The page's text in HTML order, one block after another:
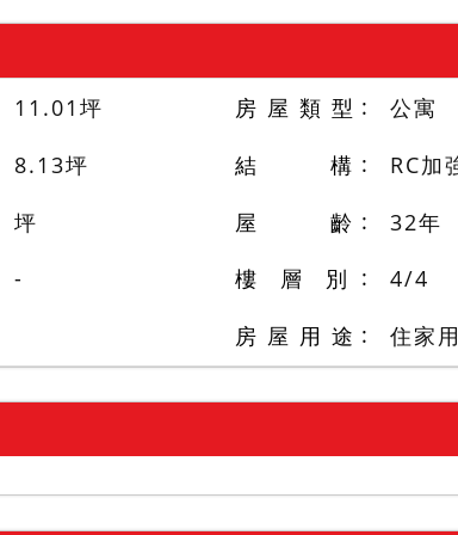
11.01坪
8.13坪
坪
-
房 屋 類 型
公寓
結 構
RC加
屋 齡
32年
樓 層 別
4/4
房 屋 用 途
住家用